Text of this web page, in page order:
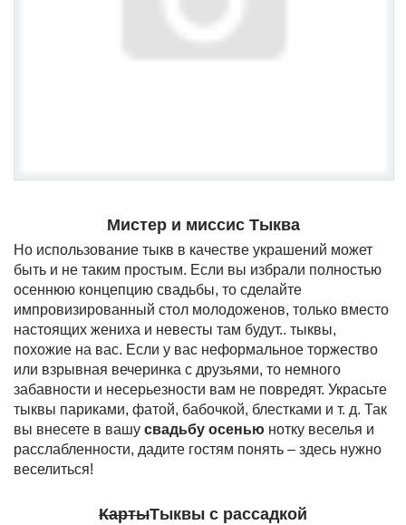
Мистер и миссис Тыква
Но использование тыкв в качестве украшений может
быть и не таким простым. Если вы избрали полностью
осеннюю концепцию свадьбы, то сделайте
импровизированный стол молодоженов, только вместо
настоящих жениха и невесты там будут.. тыквы,
похожие на вас. Если у вас неформальное торжество
или взрывная вечеринка с друзьями, то немного
забавности и несерьезности вам не повредят. Украсьте
тыквы париками, фатой, бабочкой, блестками и т. д. Так
вы внесете в вашу свадьбу осенью нотку веселья и
расслабленности, дадите гостям понять – здесь нужно
веселиться!
КартыТыквы с рассадкой